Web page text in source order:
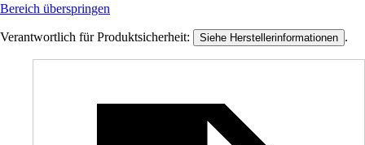
Bereich überspringen
Verantwortlich für Produktsicherheit: Siehe Herstellerinformationen .